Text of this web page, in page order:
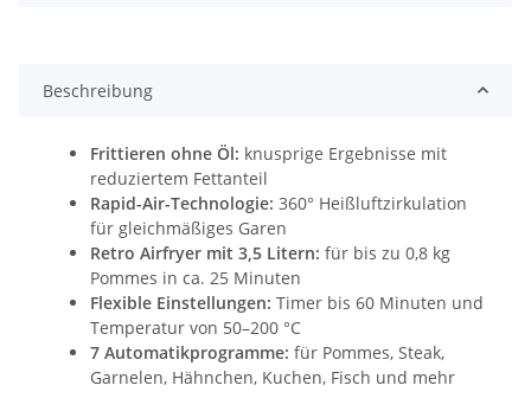
Beschreibung
Frittieren ohne Öl: knusprige Ergebnisse mit
reduziertem Fettanteil
Rapid-Air-Technologie: 360° Heißluftzirkulation
für gleichmäßiges Garen
Retro Airfryer mit 3,5 Litern: für bis zu 0,8 kg
Pommes in ca. 25 Minuten
Flexible Einstellungen: Timer bis 60 Minuten und
Temperatur von 50–200 °C
7 Automatikprogramme: für Pommes, Steak,
Garnelen, Hähnchen, Kuchen, Fisch und mehr